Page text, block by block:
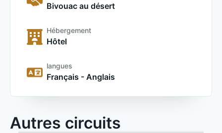
Bivouac au désert
Hébergement
Hôtel
langues
Français - Anglais
Autres circuits